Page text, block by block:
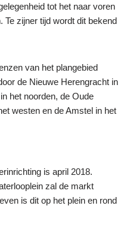
tot het naar voren
Te zijner tijd wordt dit bekend
van het plangebied
de Nieuwe Herengracht in
het noorden, de Oude
westen en de Amstel in het
is april 2018.
zal de markt
is dit op het plein en rond